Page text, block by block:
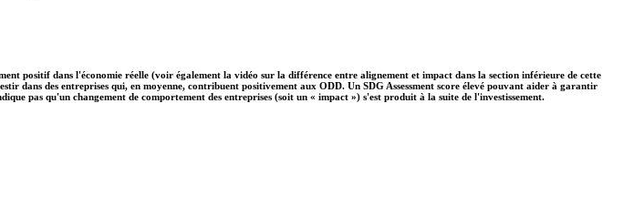
positif dans l'économie réelle (voir également la vidéo sur la différence entre alignement et impact dans la section inférieure de cette
dans des entreprises qui, en moyenne, contribuent positivement aux ODD. Un SDG Assessment score élevé pouvant aider à garantir
pas qu'un changement de comportement des entreprises (soit un « impact ») s'est produit à la suite de l'investissement.